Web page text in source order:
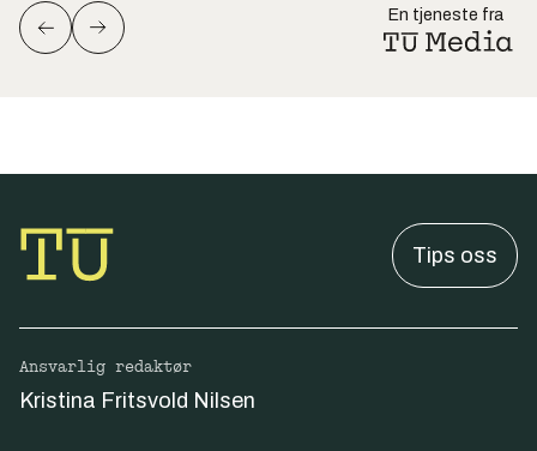
En tjeneste fra
Tips oss
Ansvarlig redaktør
Kristina Fritsvold Nilsen